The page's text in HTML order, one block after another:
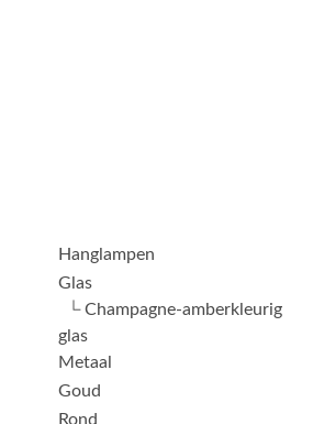
Hanglampen
Glas
└ Champagne-amberkleurig
glas
Metaal
Goud
Rond